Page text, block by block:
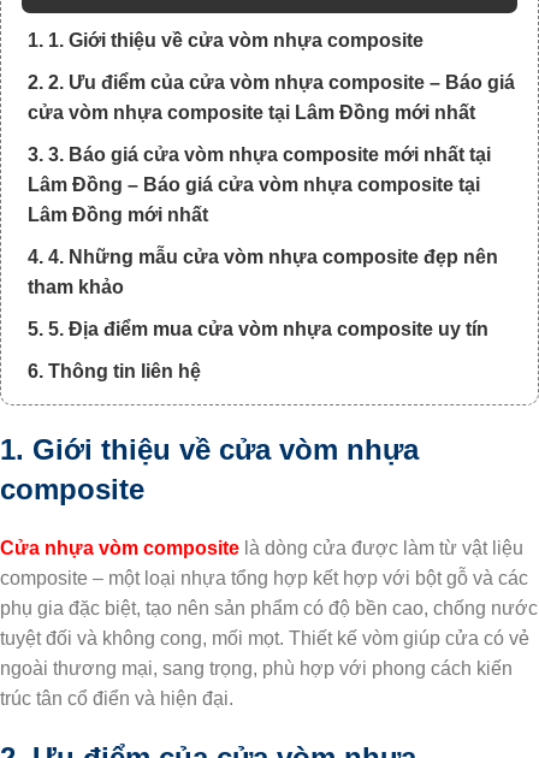
1. 1. Giới thiệu về cửa vòm nhựa composite
2. 2. Ưu điểm của cửa vòm nhựa composite – Báo giá
cửa vòm nhựa composite tại Lâm Đồng mới nhất
3. 3. Báo giá cửa vòm nhựa composite mới nhất tại
Lâm Đồng – Báo giá cửa vòm nhựa composite tại
Lâm Đồng mới nhất
4. 4. Những mẫu cửa vòm nhựa composite đẹp nên
tham khảo
5. 5. Địa điểm mua cửa vòm nhựa composite uy tín
6. Thông tin liên hệ
1. Giới thiệu về cửa vòm nhựa
composite
Cửa nhựa vòm composite là dòng cửa được làm từ vật liệu
composite – một loại nhựa tổng hợp kết hợp với bột gỗ và các
phụ gia đặc biệt, tạo nên sản phẩm có độ bền cao, chống nước
tuyệt đối và không cong, mối mọt. Thiết kế vòm giúp cửa có vẻ
ngoài thương mại, sang trọng, phù hợp với phong cách kiến ​​
trúc tân cổ điển và hiện đại.